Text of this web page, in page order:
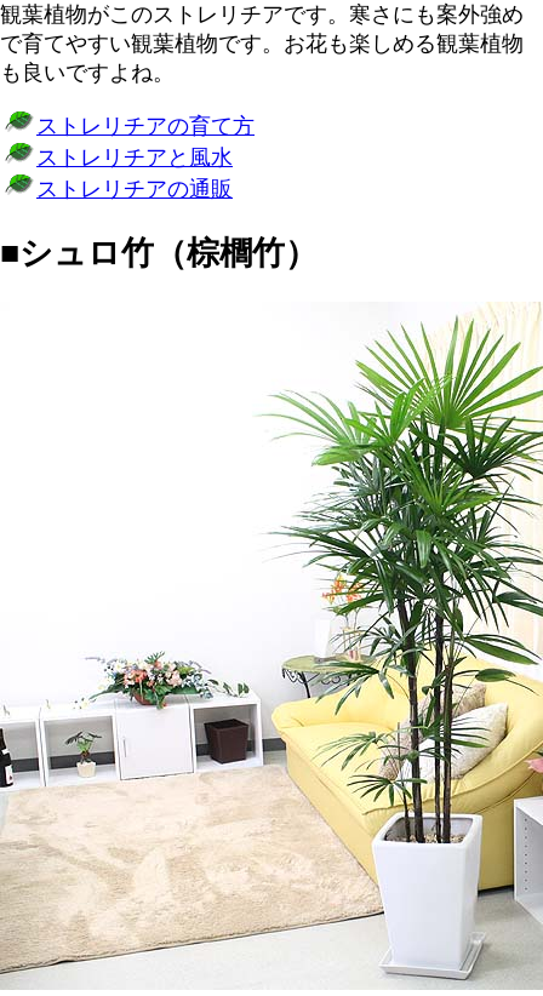
観葉植物がこのストレリチアです。寒さにも案外強め
で育てやすい観葉植物です。お花も楽しめる観葉植物
も良いですよね。
ストレリチアの育て方
ストレリチアと風水
ストレリチアの通販
■シュロ竹（棕櫚竹）